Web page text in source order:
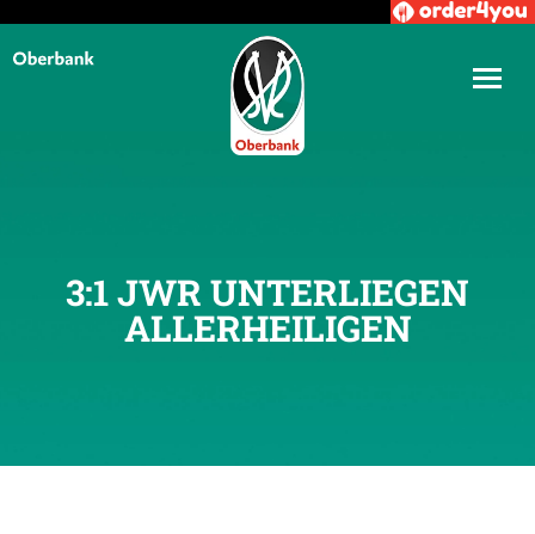
3:1 JWR UNTERLIEGEN
ALLERHEILIGEN